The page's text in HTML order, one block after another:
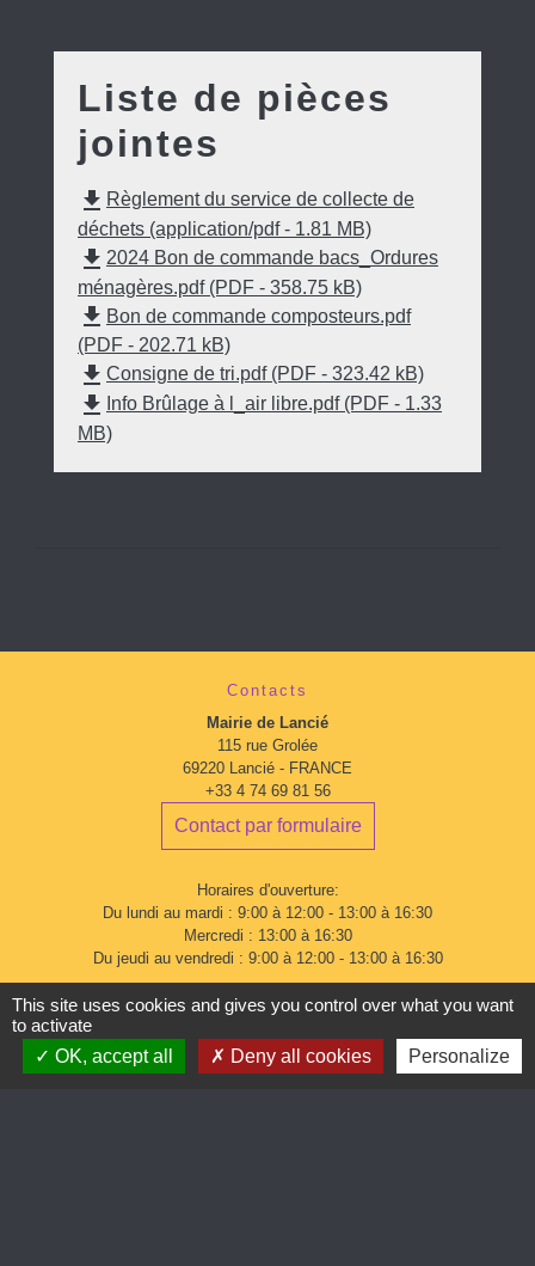
Liste de pièces
jointes
file_download Règlement du service de collecte de
déchets (application/pdf - 1.81 MB)
file_download 2024 Bon de commande bacs_Ordures
ménagères.pdf (PDF - 358.75 kB)
file_download Bon de commande composteurs.pdf
(PDF - 202.71 kB)
file_download Consigne de tri.pdf (PDF - 323.42 kB)
file_download Info Brûlage à l_air libre.pdf (PDF - 1.33
MB)
Contacts
Mairie de Lancié
115 rue Grolée
69220 Lancié - FRANCE
+33 4 74 69 81 56
Contact par formulaire
Horaires d'ouverture:
Du lundi au mardi : 9:00 à 12:00 - 13:00 à 16:30
Mercredi : 13:00 à 16:30
Du jeudi au vendredi : 9:00 à 12:00 - 13:00 à 16:30
This site uses cookies and gives you control over what you want
to activate
OK, accept all
Deny all cookies Personalize